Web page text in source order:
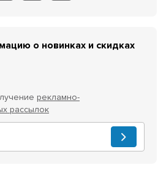
о новинках и скидках
рекламно-
рассылок